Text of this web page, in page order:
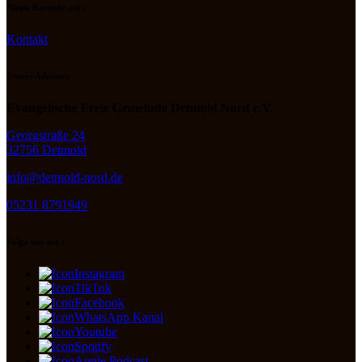
Kontakt
Georgstraße 24
32756 Detmold
info@detmold-nord.de
05231 8791949
Instagram
TikTok
Facebook
WhatsApp Kanal
Youtube
Spotify